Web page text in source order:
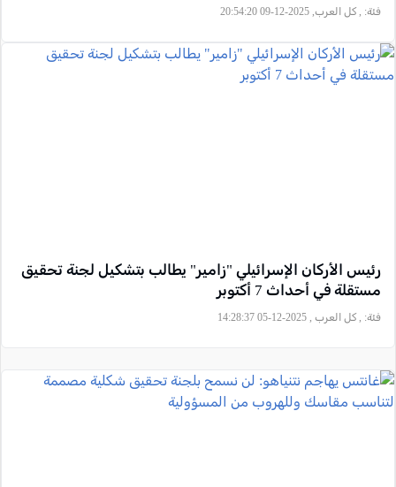
فئة: , كل العرب, 2025-12-09 20:54:20
رئيس الأركان الإسرائيلي "زامير" يطالب بتشكيل لجنة تحقيق
مستقلة في أحداث 7 أكتوبر
فئة: , كل العرب , 2025-12-05 14:28:37